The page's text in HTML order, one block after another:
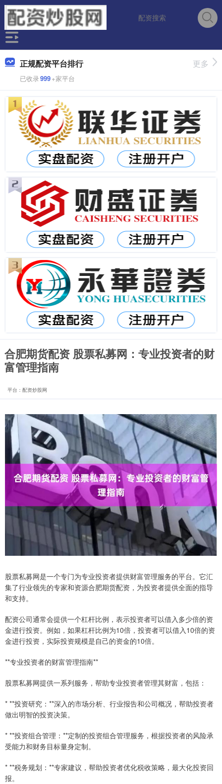
正规配资平台排行
已收录999+家平台
更多
合肥期货配资 股票私募网：专业投资者的财
富管理指南
平台：配资炒股网
股票私募网是一个专门为专业投资者提供财富管理服务的平台。它汇
集了行业领先的专家和资源合肥期货配资，为投资者提供全面的指导
和支持。
配资公司通常会提供一个杠杆比例，表示投资者可以借入多少倍的资
金进行投资。例如，如果杠杆比例为10倍，投资者可以借入10倍的资
金进行投资，实际投资规模是自己的资金的10倍。
**专业投资者的财富管理指南**
股票私募网提供一系列服务，帮助专业投资者管理其财富，包括：
* **投资研究：**深入的市场分析、行业报告和公司概况，帮助投资者
做出明智的投资决策。
* **投资组合管理：**定制的投资组合管理服务，根据投资者的风险承
受能力和财务目标量身定制。
* **税务规划：**专家建议，帮助投资者优化税收策略，最大化投资回
报。